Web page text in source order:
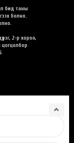
байна
бид таны
болно.
2-р хороо,
цогцолбор